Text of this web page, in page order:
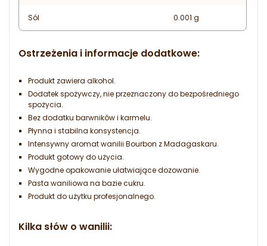
Sól 0.001 g
Ostrzeżenia i informacje dodatkowe:
Produkt zawiera alkohol.
Dodatek spożywczy, nie przeznaczony do bezpośredniego
spożycia.
Bez dodatku barwników i karmelu.
Płynna i stabilna konsystencja.
Intensywny aromat wanilii Bourbon z Madagaskaru.
Produkt gotowy do użycia.
Wygodne opakowanie ułatwiające dozowanie.
Pasta waniliowa na bazie cukru.
Produkt do użytku profesjonalnego.
Kilka słów o wanilii: